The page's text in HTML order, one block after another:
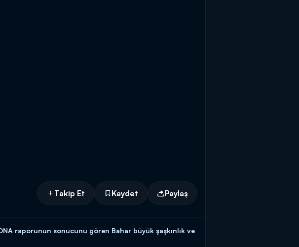
Takip Et Kaydet Paylaş
raporunun sonucunu gören Bahar büyük şaşkınlık ve